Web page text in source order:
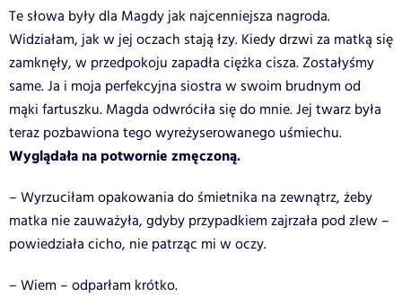
Te słowa były dla Magdy jak najcenniejsza nagroda.
Widziałam, jak w jej oczach stają łzy. Kiedy drzwi za matką się
zamknęły, w przedpokoju zapadła ciężka cisza. Zostałyśmy
same. Ja i moja perfekcyjna siostra w swoim brudnym od
mąki fartuszku. Magda odwróciła się do mnie. Jej twarz była
teraz pozbawiona tego wyreżyserowanego uśmiechu.
Wyglądała na potwornie zmęczoną.
– Wyrzuciłam opakowania do śmietnika na zewnątrz, żeby
matka nie zauważyła, gdyby przypadkiem zajrzała pod zlew –
powiedziała cicho, nie patrząc mi w oczy.
– Wiem – odparłam krótko.